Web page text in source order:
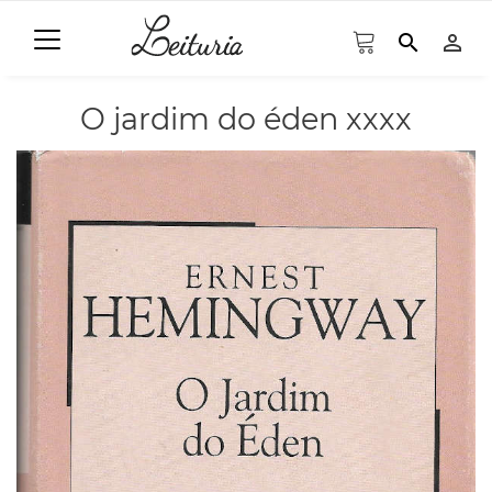
search person_outline
O jardim do éden xxxx